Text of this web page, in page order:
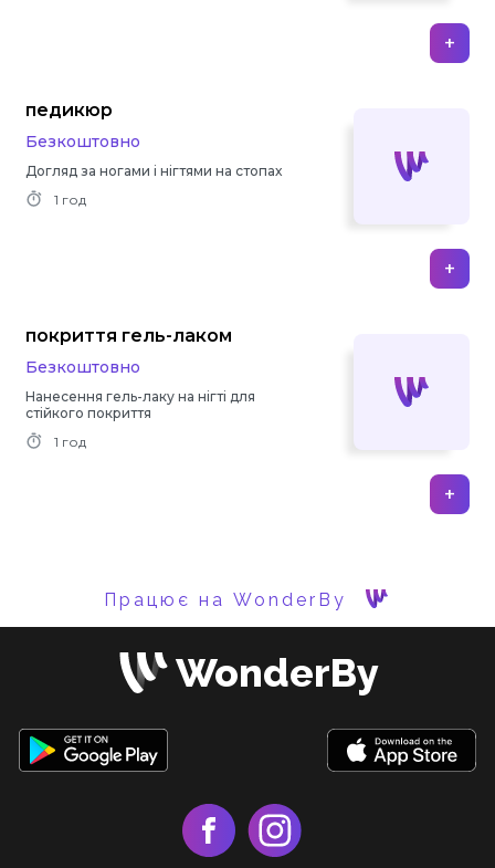
+
педикюр
Безкоштовно
Догляд за ногами і нігтями на стопах
1 год
+
покриття гель-лаком
Безкоштовно
Нанесення гель-лаку на нігті для
стійкого покриття
1 год
+
Працює на WonderBy
WonderBy